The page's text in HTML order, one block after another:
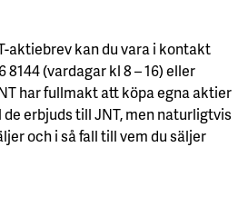
aktiebrev kan du vara i kontakt
8144 (vardagar kl 8 – 16) eller
har fullmakt att köpa egna aktier
erbjuds till JNT, men naturligtvis
och i så fall till vem du säljer